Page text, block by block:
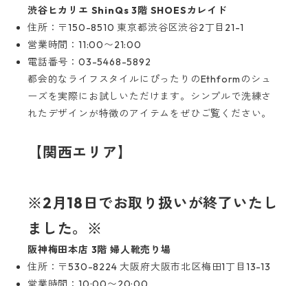
渋谷ヒカリエ ShinQs 3階 SHOESカレイド
住所：〒150-8510 東京都渋谷区渋谷2丁目21-1
営業時間：11:00〜21:00
電話番号：03-5468-5892
都会的なライフスタイルにぴったりのEthformのシュ
ーズを実際にお試しいただけます。シンプルで洗練さ
れたデザインが特徴のアイテムをぜひご覧ください。
【関西エリア】
※2月18日でお取り扱いが終了いたし
ました。※
阪神梅田本店 3階 婦人靴売り場
住所：〒530-8224 大阪府大阪市北区梅田1丁目13-13